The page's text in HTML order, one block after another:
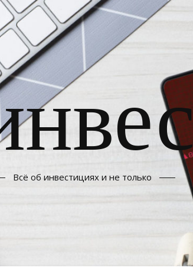
Всё об инвестициях и не только